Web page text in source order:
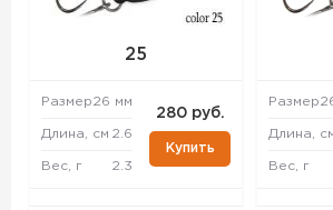
25
Размер26 мм
Длина, см 2.6
Вес, г 2.3
280 руб.
Купить
Размер
Длина,
Вес, г